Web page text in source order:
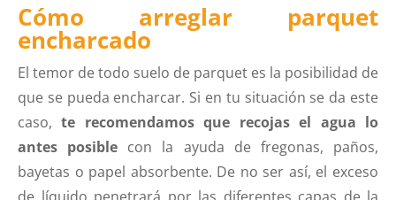
Cómo arreglar parquet
encharcado
El temor de todo suelo de parquet es la posibilidad de
que se pueda encharcar. Si en tu situación se da este
caso,te recomendamos que recojas el agua lo
antes posible con la ayuda de fregonas, paños,
bayetas o papel absorbente. De no ser así, el exceso